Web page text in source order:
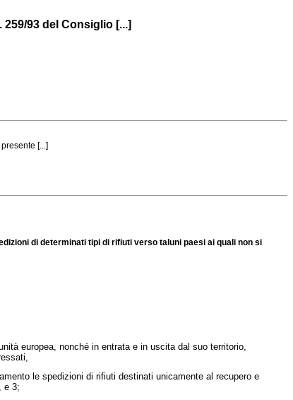
93 del Consiglio [...]
[...]
di determinati tipi di rifiuti verso taluni paesi ai quali non si
europea, nonché in entrata e in uscita dal suo territorio,
le spedizioni di rifiuti destinati unicamente al recupero e
e 3;